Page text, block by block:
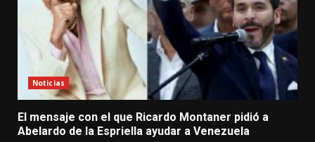
Noticias
El mensaje con el que Ricardo Montaner pidió a
Abelardo de la Espriella ayudar a Venezuela